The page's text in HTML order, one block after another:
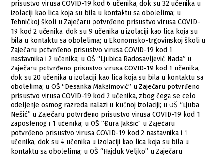
prisustvo virusa COVID-19 kod 6 učenika, dok su 32 učenika u
izolaciji kao lica koja su bila u kontaktu sa obolelima; u
Tehničkoj školi u Zaječaru potvrđeno prisustvo virusa COVID-
19 kod 2 učenika, dok su 9 učenika u izolaciji kao lica koja su
bila u kontaktu sa obolelima; u Ekonomsko-trgovinskoj školi u
Zaječaru potvrđeno prisustvo virusa COVID-19 kod 1
nastavnika i 2 učenika; u OŠ “Ljubica Radosavljević Nada” u
Zaječaru potvrđeno prisustvo virusa COVID-19 kod 1 učenika,
dok su 20 učenika u izolaciji kao lica koja su bila u kontaktu sa
obolelima; u OŠ “Desanka Maksimović” u Zaječaru potvrđeno
prisustvo virusa COVID-19 kod 2 učenika, zbog čega se celo
odeljenje osmog razreda nalazi u kućnoj izolaciji; u OŠ “Ljuba
Nešić” u Zaječaru potvrđeno prisustvo virusa COVID-19 kod 1
zaposlenog i 1 učenika; u OŠ “Đura Jakšić” u Zaječaru
potvrđeno prisustvo virusa COVID-19 kod 2 nastavnika i 1
učenika, dok su 4 učenika u izolaciji kao lica koja su bila u
kontaktu sa obolelima; u OŠ “Hajduk Veljko” u Zaječaru